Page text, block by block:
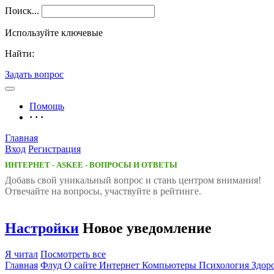
Поиск...
Используйте ключевые
Найти:
Задать вопрос
Помощь
· · ·
Главная
Вход Регистрация
ИНТЕРНЕТ - ASKEE - ВОПРОСЫ И ОТВЕТЫ
Добавь свой уникальный вопрос и cтань центром внимания!
Отвечайте на вопросы, участвуйте в рейтинге.
Настройки Новое уведомление
Я читал Посмотреть все
Главная Флуд О сайте Интернет Компьютеры Психология